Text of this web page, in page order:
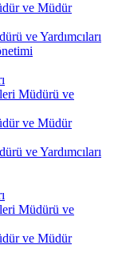
ve Müdür
ve Yardımcıları
Müdürü ve
ve Müdür
ve Yardımcıları
Müdürü ve
ve Müdür